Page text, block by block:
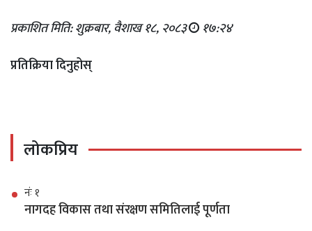
प्रकाशित मिति: शुक्रबार, वैशाख १८, २०८३ १७:२४
प्रतिक्रिया दिनुहोस्
लोकप्रिय
नंः १
नागदह विकास तथा संरक्षण समितिलाई पूर्णता